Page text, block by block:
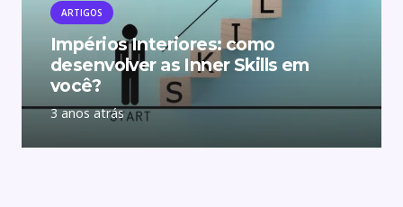
ARTIGOS
Impérios Interiores: como
desenvolver as Inner Skills em
você?
3 anos atrás